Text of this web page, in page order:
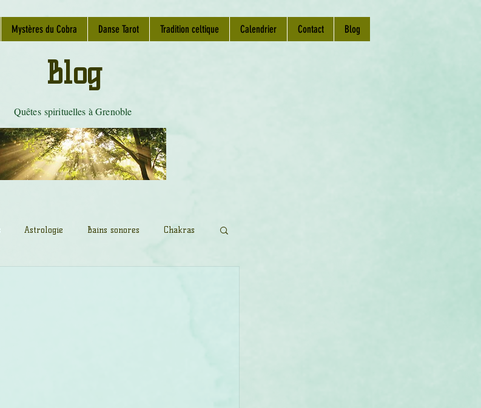
Mystères du Cobra Danse Tarot Tradition celtique Calendrier Contact Blog
Quêtes spirituelles à Grenoble
Blog
Astrologie Bains sonores Chakras